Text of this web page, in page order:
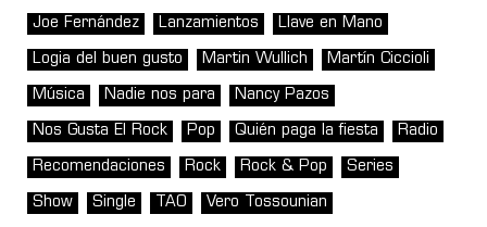
Joe Fernández Lanzamientos Llave en Mano
Logia del buen gusto Martin Wullich Martín Ciccioli
Música Nadie nos para Nancy Pazos
Nos Gusta El Rock Pop Quién paga la fiesta Radio
Recomendaciones Rock Rock & Pop Series
Show Single TAO Vero Tossounian